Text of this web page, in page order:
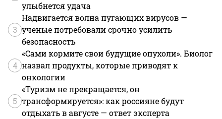
улыбнется удача
3
Надвигается волна пугающих вирусов —
ученые потребовали срочно усилить
безопасность
4
«Сами кормите свои будущие опухоли». Биолог
назвал продукты, которые приводят к
онкологии
5
«Туризм не прекращается, он
трансформируется»: как россияне будут
отдыхать в августе — ответ эксперта